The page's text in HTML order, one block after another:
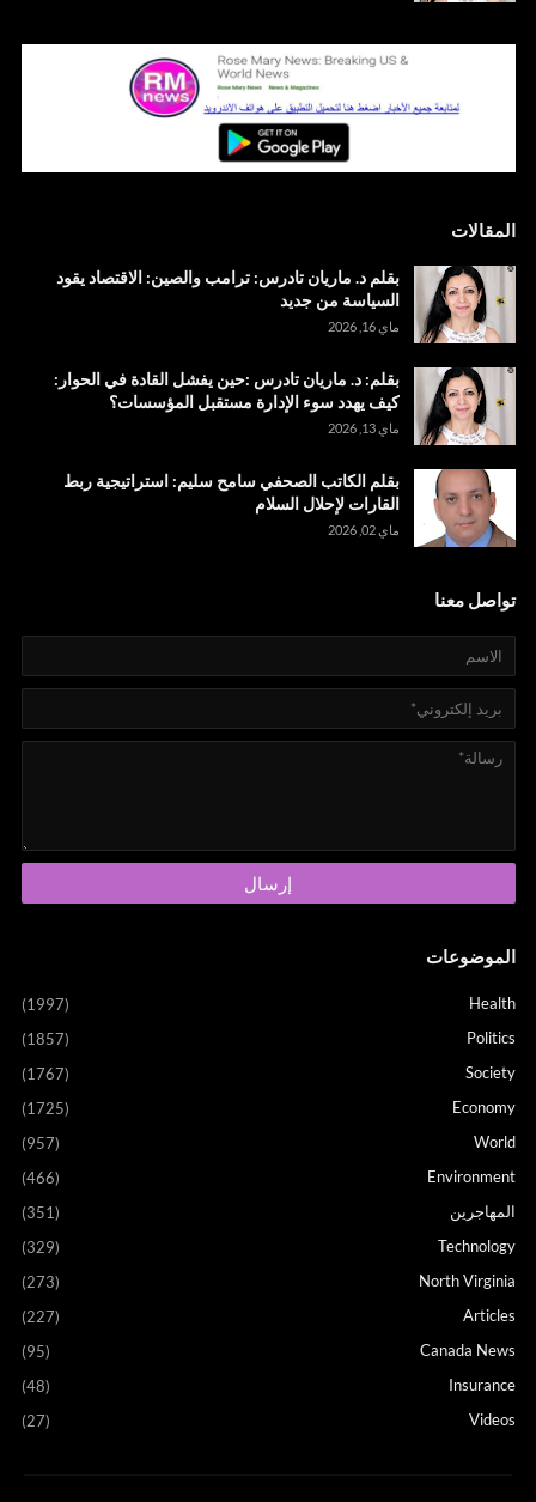
المقالات
بقلم د. ماريان تادرس: ترامب والصين: الاقتصاد يقود
السياسة من جديد
ماي 16, 2026
بقلم: د. ماريان تادرس :حين يفشل القادة في الحوار:
كيف يهدد سوء الإدارة مستقبل المؤسسات؟
ماي 13, 2026
بقلم الكاتب الصحفي سامح سليم: استراتيجية ربط
القارات لإحلال السلام
ماي 02, 2026
تواصل معنا
الموضوعات
Health
(1997)
Politics
(1857)
Society
(1767)
Economy
(1725)
World
(957)
Environment
(466)
المهاجرين
(351)
Technology
(329)
North Virginia
(273)
Articles
(227)
Canada News
(95)
Insurance
(48)
Videos
(27)